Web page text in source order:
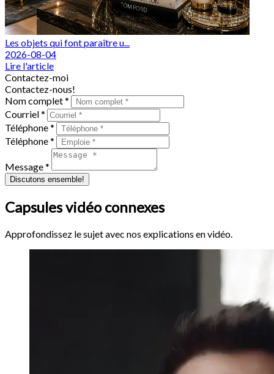
Les objets qui font paraître u...
2026-08-04
Lire l'article
Contactez-moi
Contactez-nous!
Nom complet *
Courriel *
Téléphone *
Téléphone *
Message *
Discutons ensemble!
Capsules vidéo connexes
Approfondissez le sujet avec nos explications en vidéo.